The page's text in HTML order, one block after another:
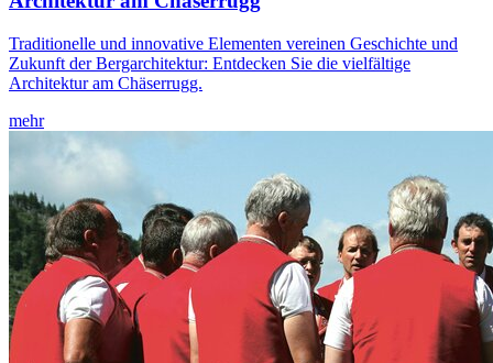
Traditionelle und innovative Elementen vereinen Geschichte und
Zukunft der Bergarchitektur: Entdecken Sie die vielfältige
Architektur am Chäserrugg.
mehr